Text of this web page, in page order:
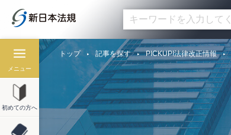
メニュー
初めての方へ
トップ 記事を探す PICKUP!法律改正情報